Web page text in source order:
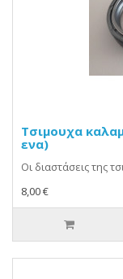
Τσιμουχα
ενα)
Οι διαστάσεις της
8,00 €